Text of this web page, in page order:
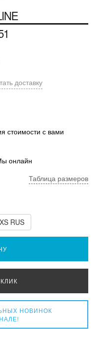
доставку
стоимости с вами
онлайн
Таблица размеров
XS RUS
НОВИНОК